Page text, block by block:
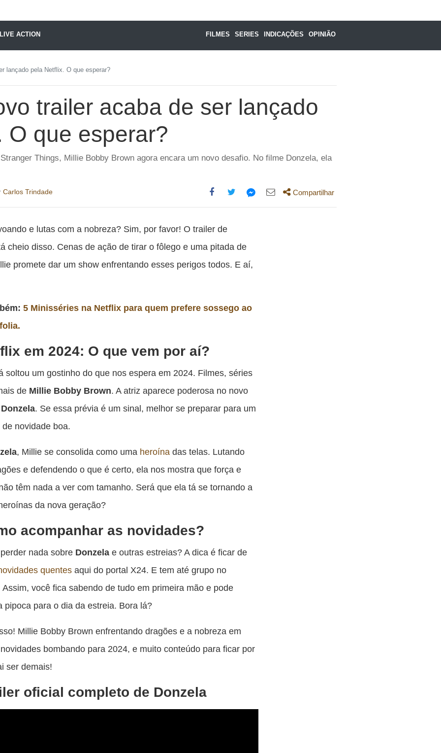
LIVE ACTION FILMES SERIES INDICAÇÕES OPINIÃO
lançado pela Netflix. O que esperar?
trailer acaba de ser lançado
O que esperar?
Things, Millie Bobby Brown agora encara um novo desafio. No filme Donzela, ela
Carlos Trindade
Compartilhe
esta
Facebook
Compartilhe
Twitter
Compartilhe
Messenger
Compartilhe
Compartilhar
e lutas com a nobreza? Sim, por favor! O trailer de
cheio disso. Cenas de ação de tirar o fôlego e uma pitada de
promete dar um show enfrentando esses perigos todos. E aí,
5 Minisséries na Netflix para quem prefere sossego ao
em 2024: O que vem por aí?
soltou um gostinho do que nos espera em 2024. Filmes, séries
de Millie Bobby Brown. A atriz aparece poderosa no novo
Donzela. Se essa prévia é um sinal, melhor se preparar para um
novidade boa.
, Millie se consolida como uma heroína das telas. Lutando
e defendendo o que é certo, ela nos mostra que força e
têm nada a ver com tamanho. Será que ela tá se tornando a
da nova geração?
acompanhar as novidades?
nada sobre Donzela e outras estreias? A dica é ficar de
quentes aqui do portal X24. E tem até grupo no
Assim, você fica sabendo de tudo em primeira mão e pode
pipoca para o dia da estreia. Bora lá?
Millie Bobby Brown enfrentando dragões e a nobreza em
bombando para 2024, e muito conteúdo para ficar por
ser demais!
oficial completo de Donzela